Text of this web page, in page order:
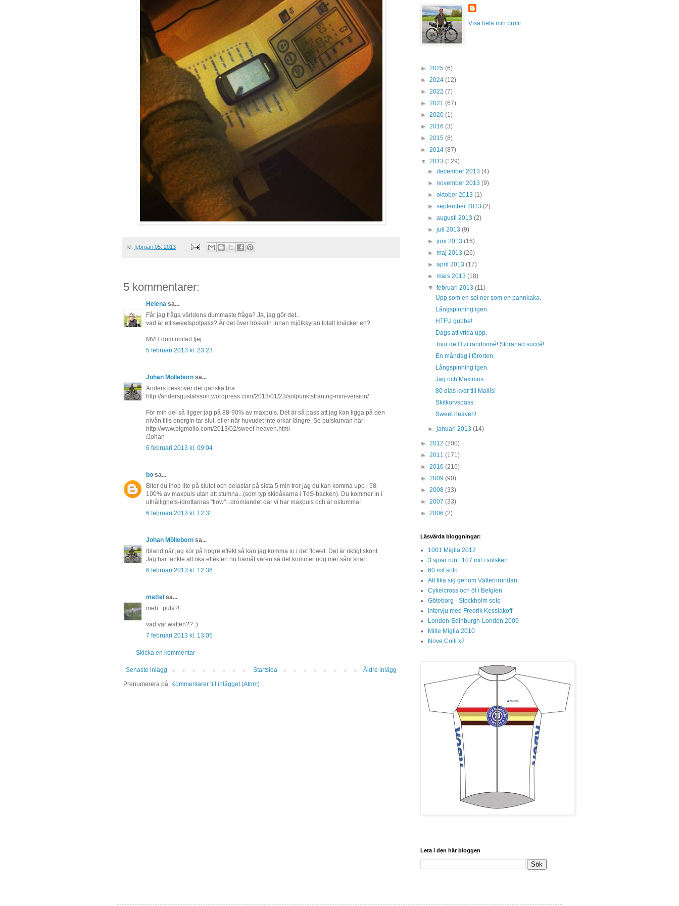
kl. februari 05, 2013
5 kommentarer:
Helena sa...
Får jag fråga världens dummaste fråga? Ja, jag gör det...
vad är ett sweetspotpass? Är det över tröskeln innan mjölksyran totalt knäcker en?
MVH dum obilad tjej
5 februari 2013 kl. 23:23
Johan Mölleborn sa...
Anders beskriver det ganska bra:
http://andersgustafsson.wordpress.com/2013/01/23/sotpunktstraning-min-version/
För min del så ligger jag på 88-90% av maxpuls. Det är så pass att jag kan ligga på den
nivån tills energin tar slut, eller när huvudet inte orkar längre. Se pulskurvan här:
http://www.bigmollo.com/2013/02/sweet-heaven.html
/Johan
6 februari 2013 kl. 09:04
bo sa...
Biter du ihop lite på slutet och belastar på sista 5 min tror jag du kan komma upp i 98-
100% av maxpuls utan att stumna...(som typ skidåkarna i TdS-backen). Du kommer in i
uthållighets-idrottarnas "flow"...drömlandet där vi har maxpuls och är ostumma!
6 februari 2013 kl. 12:31
Johan Mölleborn sa...
Ibland när jag kör på högre effekt så kan jag komma in i det flowet. Det är riktigt skönt.
Jag har tänkte att öka effekten nu framåt våren så det kommer nog mer sånt snart.
6 februari 2013 kl. 12:36
mattel sa...
meh.. puls?!
vad var watten?? :)
7 februari 2013 kl. 13:05
Skicka en kommentar
Senaste inlägg Äldre inlägg
Startsida
Prenumerera på: Kommentarer till inlägget (Atom)
Visa hela min profil
► 2025 (6)
► 2024 (12)
► 2022 (7)
► 2021 (67)
► 2020 (1)
► 2016 (3)
► 2015 (8)
► 2014 (87)
▼ 2013 (129)
►december 2013(4)
►november 2013(9)
►oktober 2013(1)
►september 2013(2)
►augusti 2013(2)
►juli 2013(9)
►juni 2013(16)
►maj 2013(26)
►april 2013(17)
►mars 2013(18)
▼februari 2013(11)
Upp som en sol ner som en pannkaka.
Långspinning igen.
HTFU gubbe!
Dags att vrida upp.
Tour de Ötzi randonné! Storartad succé!
En måndag i förorten.
Långspinning igen.
Jag och Maximus.
80 dias kvar till Mallis!
Skitkorvspass.
Sweet heaven!
►januari 2013(14)
► 2012 (200)
► 2011 (171)
► 2010 (216)
► 2009 (90)
► 2008 (33)
► 2007 (33)
► 2006 (2)
Läsvärda bloggningar:
1001 Miglia 2012
3 sjöar runt. 107 mil i solsken.
60 mil solo
Att fika sig genom Vätternrundan.
Cykelcross och öl i Belgien
Göteborg - Stockholm solo
Intervju med Fredrik Kessiakoff
London-Edinburgh-London 2009
Mille Miglia 2010
Nove Colli x2
Leta i den här bloggen